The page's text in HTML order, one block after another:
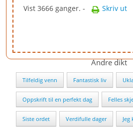
Vist 3666 ganger. - Skriv ut
Andre dikt
Tilfeldig venn Fantastisk liv
Oppskrift til en perfekt dag Felles
Siste ordet Verdifulle dager